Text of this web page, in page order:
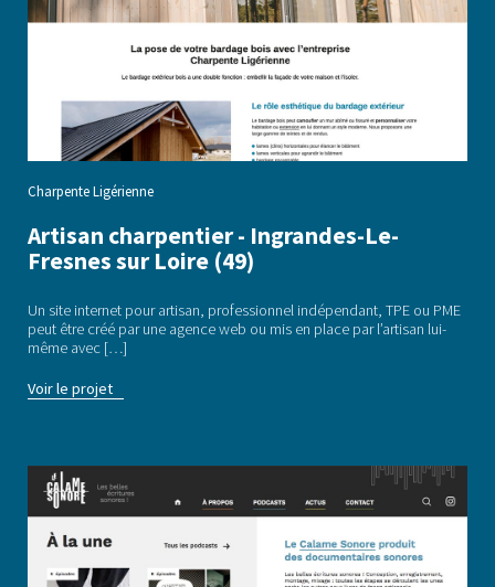
Charpente Ligérienne
Artisan charpentier - Ingrandes-Le-
Fresnes sur Loire (49)
Un site internet pour artisan, professionnel indépendant, TPE ou PME
peut être créé par une agence web ou mis en place par l’artisan lui-
même avec […]
Voir le projet